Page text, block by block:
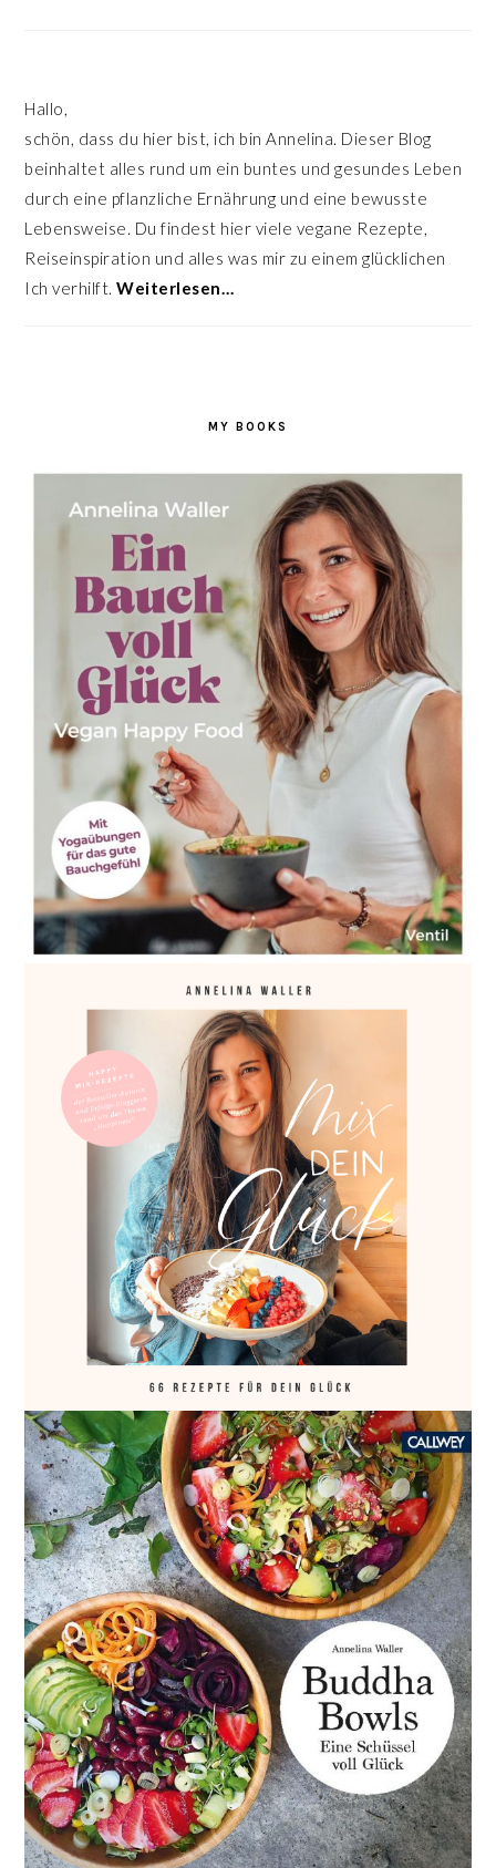
Hallo,
schön, dass du hier bist, ich bin Annelina. Dieser Blog
beinhaltet alles rund um ein buntes und gesundes Leben
durch eine pflanzliche Ernährung und eine bewusste
Lebensweise. Du findest hier viele vegane Rezepte,
Reiseinspiration und alles was mir zu einem glücklichen
Ich verhilft.Weiterlesen…
MY BOOKS